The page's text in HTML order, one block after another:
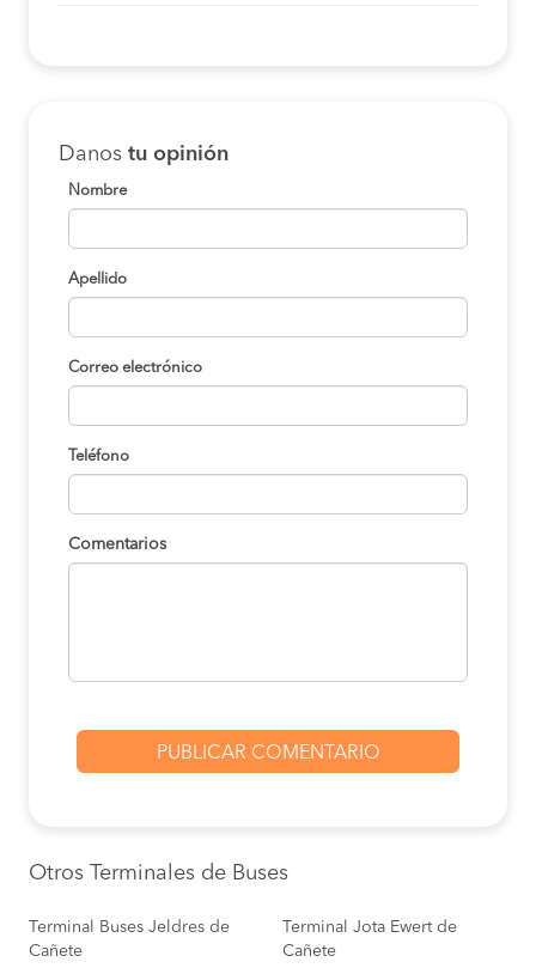
Danos tu opinión
Nombre
Apellido
Correo electrónico
Teléfono
Comentarios
Otros Terminales de Buses
Terminal Buses Jeldres de
Cañete
Terminal Jota Ewert de
Cañete